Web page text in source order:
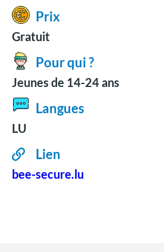
Prix
Gratuit
Pour qui ?
Jeunes de 14-24 ans
Langues
LU
Lien
bee-secure.lu